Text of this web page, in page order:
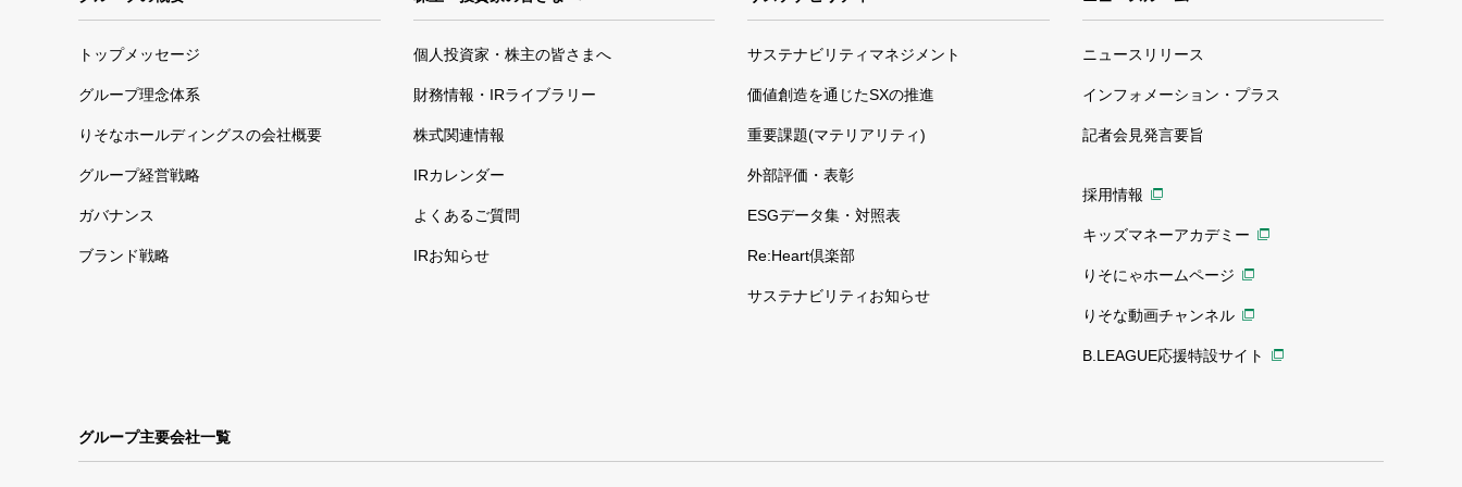
トップメッセージ
グループ理念体系
りそなホールディングスの会社概要
グループ経営戦略
ガバナンス
ブランド戦略
個人投資家・株主の皆さまへ
財務情報・IRライブラリー
株式関連情報
IRカレンダー
よくあるご質問
IRお知らせ
サステナビリティマネジメント
価値創造を通じたSXの推進
重要課題(マテリアリティ)
外部評価・表彰
ESGデータ集・対照表
Re:Heart倶楽部
サステナビリティお知らせ
ニュースリリース
インフォメーション・プラス
記者会見発言要旨
採用情報
キッズマネーアカデミー
りそにゃホームページ
りそな動画チャンネル
B.LEAGUE応援特設サイト
グループ主要会社一覧